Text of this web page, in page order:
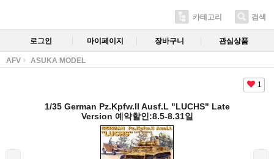
카테고리 검색
로그인 마이페이지 장바구니 관심상품
AFV ASUKA MODEL
1
1/35 German Pz.Kpfw.II Ausf.L "LUCHS" Late
Version 예약할인:8.5-8.31일